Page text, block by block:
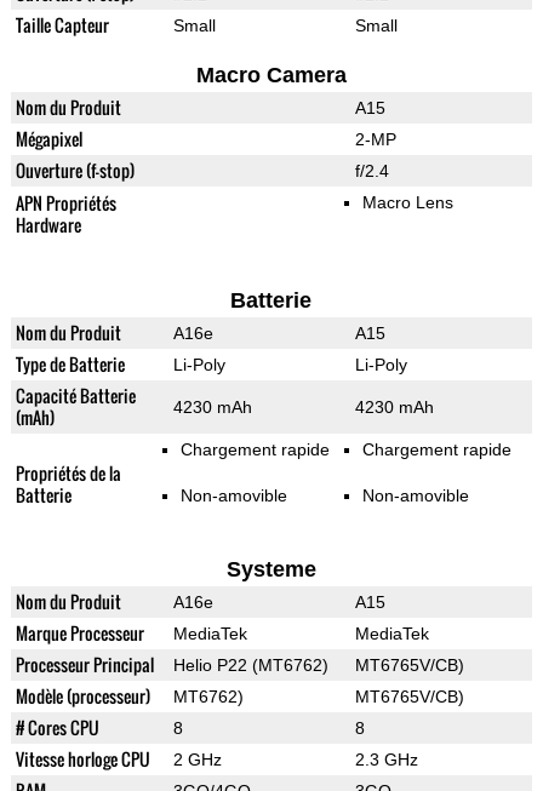
Taille Capteur Small Small
Macro Camera
Nom du Produit A15
Mégapixel 2-MP
Ouverture (f-stop) f/2.4
APN Propriétés
Hardware
Macro Lens
Batterie
Nom du Produit A16e A15
Type de Batterie Li-Poly Li-Poly
Capacité Batterie
(mAh)
4230 mAh 4230 mAh
Propriétés de la
Batterie
Chargement rapide
Non-amovible
Chargement rapide
Non-amovible
Systeme
Nom du Produit A16e A15
Marque Processeur MediaTek MediaTek
Processeur Principal Helio P22 (MT6762) MT6765V/CB)
Modèle (processeur) MT6762) MT6765V/CB)
# Cores CPU 8 8
Vitesse horloge CPU 2 GHz 2.3 GHz